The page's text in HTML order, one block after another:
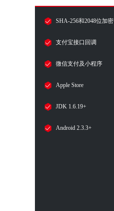
SHA-256和2048位加密
支付宝接口回调
微信支付及小程序
Apple Store
JDK 1.6.19+
Android 2.3.3+